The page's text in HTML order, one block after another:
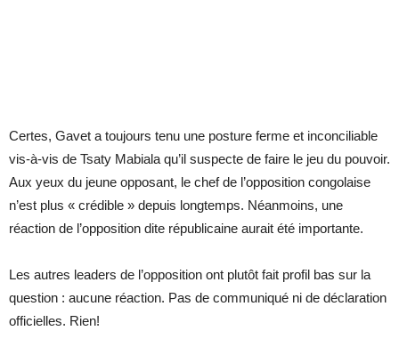
Certes, Gavet a toujours tenu une posture ferme et inconciliable
vis-à-vis de Tsaty Mabiala qu’il suspecte de faire le jeu du pouvoir.
Aux yeux du jeune opposant, le chef de l’opposition congolaise
n’est plus « crédible » depuis longtemps. Néanmoins, une
réaction de l’opposition dite républicaine aurait été importante.
Les autres leaders de l’opposition ont plutôt fait profil bas sur la
question : aucune réaction. Pas de communiqué ni de déclaration
officielles. Rien!